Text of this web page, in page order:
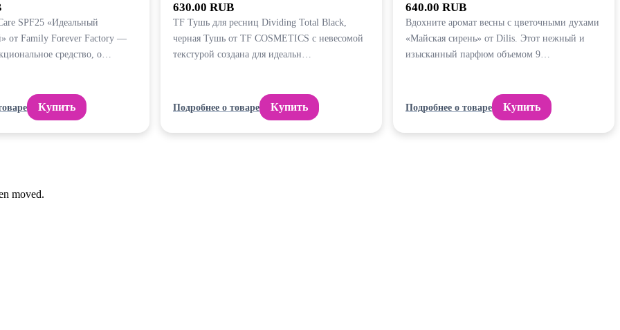
SPF25 «Идеальный
от Family Forever Factory —
средство, о…
Купить
630.00 RUB
TF Тушь для ресниц Dividing Total Black,
черная Тушь от TF COSMETICS с невесомой
текстурой создана для идеальн…
Подробнее о товаре Купить
640.00 RUB
Вдохните аромат весны с цветочными духами
«Майская сирень» от Dilis. Этот нежный и
изысканный парфюм объемом 9…
Подробнее о товаре Купить
moved.